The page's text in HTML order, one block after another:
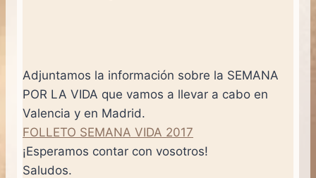
Adjuntamos la información sobre la SEMANA
POR LA VIDA que vamos a llevar a cabo en
Valencia y en Madrid.
FOLLETO SEMANA VIDA 2017
¡Esperamos contar con vosotros!
Saludos.